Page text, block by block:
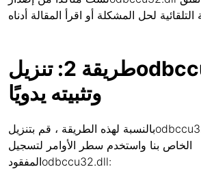
طريقة 2: تنزيلodbccu32.dll
وتثبيته يدويًا
بالنسبة لهذه الطريقة ، قم بتنزيلodbccu32.dll على الاستشهاد
الخاص بنا واستخدم سطر الأوامر لتسجيل
المفقودodbccu32.dll: